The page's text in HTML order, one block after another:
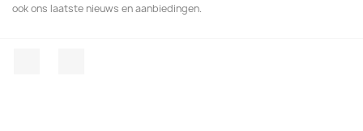
ook ons laatste nieuws en aanbiedingen.